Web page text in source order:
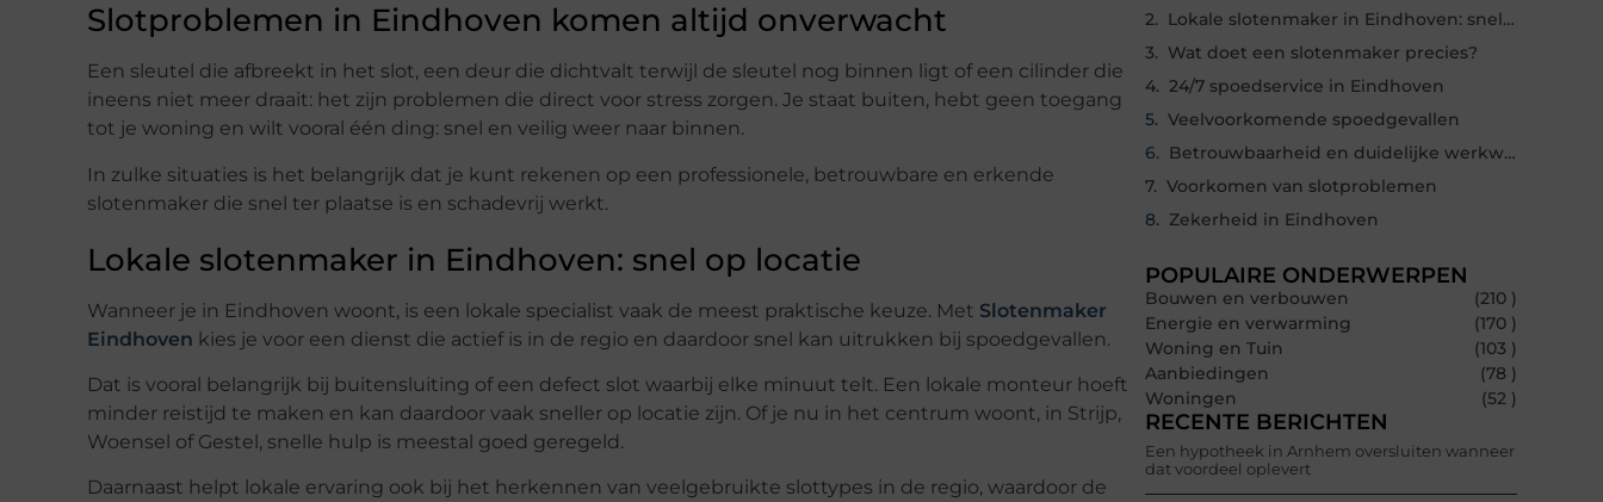
Slotproblemen in Eindhoven komen altijd onverwacht
Een sleutel die afbreekt in het slot, een deur die dichtvalt terwijl de sleutel nog binnen ligt of een cilinder die
ineens niet meer draait: het zijn problemen die direct voor stress zorgen. Je staat buiten, hebt geen toegang
tot je woning en wilt vooral één ding: snel en veilig weer naar binnen.
In zulke situaties is het belangrijk dat je kunt rekenen op een professionele, betrouwbare en erkende
slotenmaker die snel ter plaatse is en schadevrij werkt.
Lokale slotenmaker in Eindhoven: snel op locatie
Wanneer je in Eindhoven woont, is een lokale specialist vaak de meest praktische keuze. Met Slotenmaker
Eindhoven kies je voor een dienst die actief is in de regio en daardoor snel kan uitrukken bij spoedgevallen.
Dat is vooral belangrijk bij buitensluiting of een defect slot waarbij elke minuut telt. Een lokale monteur hoeft
minder reistijd te maken en kan daardoor vaak sneller op locatie zijn. Of je nu in het centrum woont, in Strijp,
Woensel of Gestel, snelle hulp is meestal goed geregeld.
Daarnaast helpt lokale ervaring ook bij het herkennen van veelgebruikte slottypes in de regio, waardoor de
Lokale slotenmaker in Eindhoven: snel op locatie
Wat doet een slotenmaker precies?
24/7 spoedservice in Eindhoven
Veelvoorkomende spoedgevallen
Betrouwbaarheid en duidelijke werkwijze
Voorkomen van slotproblemen
Zekerheid in Eindhoven
POPULAIRE ONDERWERPEN
Bouwen en verbouwen
(210 )
Energie en verwarming
(170 )
Woning en Tuin
(103 )
Aanbiedingen
(78 )
Woningen
(52 )
RECENTE BERICHTEN
Een hypotheek in Arnhem oversluiten wanneer
dat voordeel oplevert